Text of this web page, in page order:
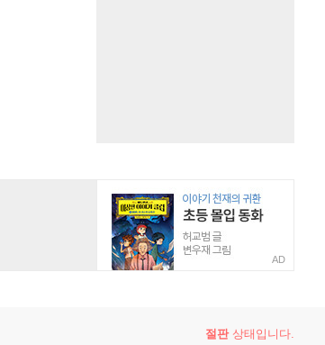
AD
절판상태입니다.